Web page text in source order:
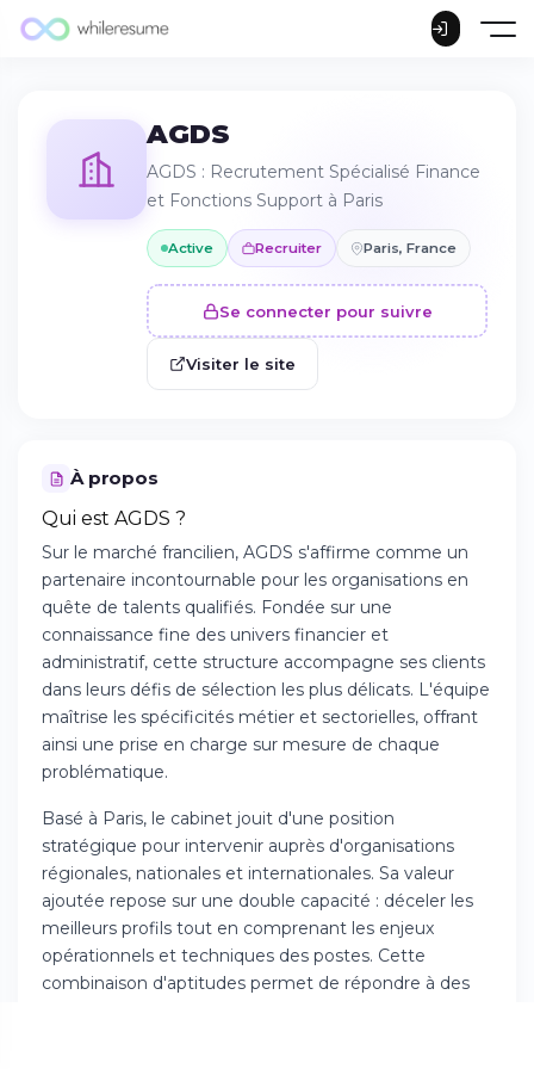
AGDS
AGDS : Recrutement Spécialisé Finance
et Fonctions Support à Paris
Active Recruiter Paris, France
Se connecter pour suivre
Visiter le site
À propos
Qui est AGDS ?
Sur le marché francilien, AGDS s'affirme comme un
partenaire incontournable pour les organisations en
quête de talents qualifiés. Fondée sur une
connaissance fine des univers financier et
administratif, cette structure accompagne ses clients
dans leurs défis de sélection les plus délicats. L'équipe
maîtrise les spécificités métier et sectorielles, offrant
ainsi une prise en charge sur mesure de chaque
problématique.
Basé à Paris, le cabinet jouit d'une position
stratégique pour intervenir auprès d'organisations
régionales, nationales et internationales. Sa valeur
ajoutée repose sur une double capacité : déceler les
meilleurs profils tout en comprenant les enjeux
opérationnels et techniques des postes. Cette
combinaison d'aptitudes permet de répondre à des